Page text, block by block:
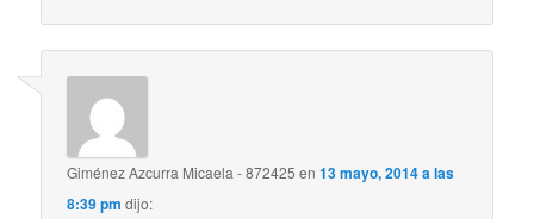
Giménez Azcurra Micaela - 872425 en13 mayo, 2014 a las
8:39 pm dijo: